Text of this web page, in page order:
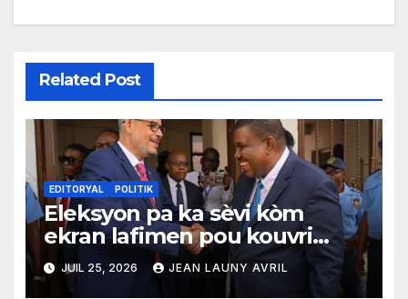
Related Post
EDITORYAL POLITIK
Eleksyon pa ka sèvi kòm
ekran lafimen pou kouvri
echèk tranzisyon an
JUIL 25, 2026 JEAN LAUNY AVRIL